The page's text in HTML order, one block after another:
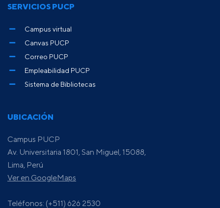
UBICACIÓN
Campus PUCP
Av. Universitaria 1801, San Miguel, 15088,
Lima, Perú
Ver en GoogleMaps
Teléfonos: (+511) 626 2530
SERVICIOS PUCP
Campus virtual
Canvas PUCP
Correo PUCP
Empleabilidad PUCP
Sistema de Bibliotecas